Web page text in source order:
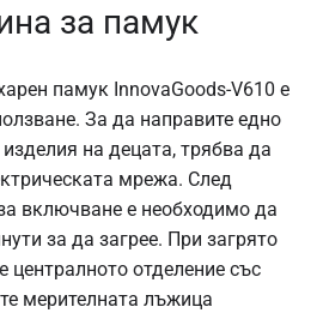
за памук
памук InnovaGoods-V610 е
За да направите едно
на децата, трябва да
мрежа. След
включване е необходимо да
за да загрее. При загрято
централното отделение със
мерителната лъжица